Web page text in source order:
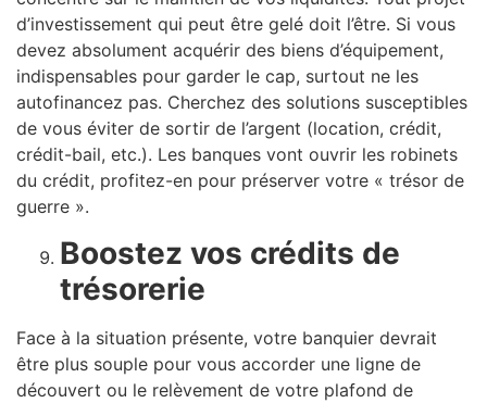
d’investissement qui peut être gelé doit l’être. Si vous
devez absolument acquérir des biens d’équipement,
indispensables pour garder le cap, surtout ne les
autofinancez pas. Cherchez des solutions susceptibles
de vous éviter de sortir de l’argent (location, crédit,
crédit-bail, etc.). Les banques vont ouvrir les robinets
du crédit, profitez-en pour préserver votre « trésor de
guerre ».
Boostez vos crédits de
trésorerie
Face à la situation présente, votre banquier devrait
être plus souple pour vous accorder une ligne de
découvert ou le relèvement de votre plafond de